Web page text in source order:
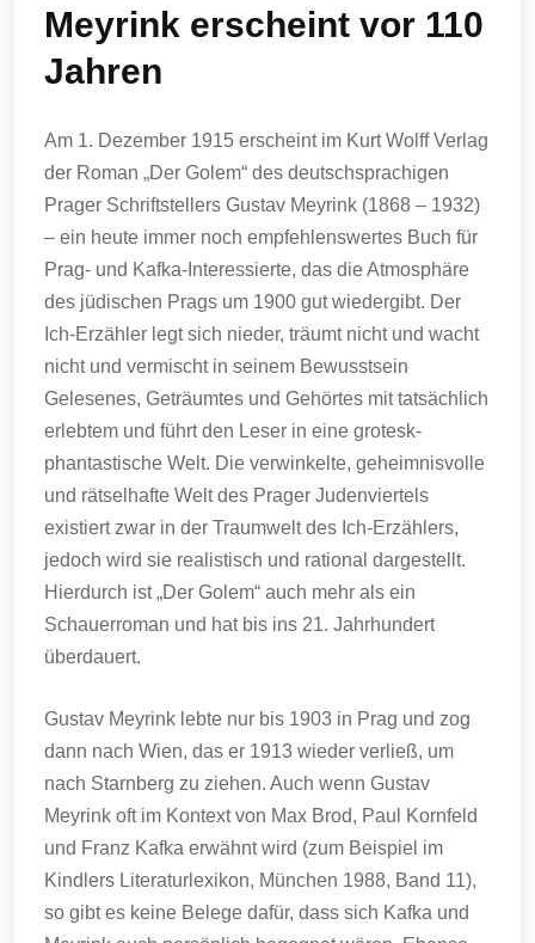
Meyrink erscheint vor 110
Jahren
Am 1. Dezember 1915 erscheint im Kurt Wolff Verlag
der Roman „Der Golem“ des deutschsprachigen
Prager Schriftstellers Gustav Meyrink (1868 – 1932)
– ein heute immer noch empfehlenswertes Buch für
Prag- und Kafka-Interessierte, das die Atmosphäre
des jüdischen Prags um 1900 gut wiedergibt. Der
Ich-Erzähler legt sich nieder, träumt nicht und wacht
nicht und vermischt in seinem Bewusstsein
Gelesenes, Geträumtes und Gehörtes mit tatsächlich
erlebtem und führt den Leser in eine grotesk-
phantastische Welt. Die verwinkelte, geheimnisvolle
und rätselhafte Welt des Prager Judenviertels
existiert zwar in der Traumwelt des Ich-Erzählers,
jedoch wird sie realistisch und rational dargestellt.
Hierdurch ist „Der Golem“ auch mehr als ein
Schauerroman und hat bis ins 21. Jahrhundert
überdauert.
Gustav Meyrink lebte nur bis 1903 in Prag und zog
dann nach Wien, das er 1913 wieder verließ, um
nach Starnberg zu ziehen. Auch wenn Gustav
Meyrink oft im Kontext von Max Brod, Paul Kornfeld
und Franz Kafka erwähnt wird (zum Beispiel im
Kindlers Literaturlexikon, München 1988, Band 11),
so gibt es keine Belege dafür, dass sich Kafka und